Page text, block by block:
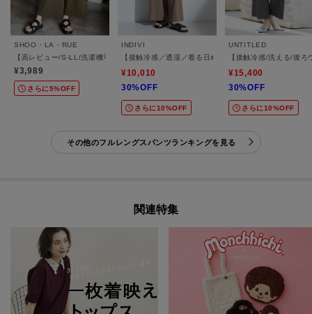
SHOO・LA・RUE
【高レビュー/S-LL/洗濯機可/セットアップ可】着丈選べる 軽凛(かろりん) ひんやりフ
¥3,989
さらに5%OFF
INDIVI
【接触冷感／透湿／着る日傘】イージーワイドパンツ
¥10,010
30%OFF
さらに10%OFF
UNTITLED
【接触冷感/洗える/後
¥15,400
30%OFF
さらに10%OFF
その他のフルレングスパンツランキングを見る
関連特集